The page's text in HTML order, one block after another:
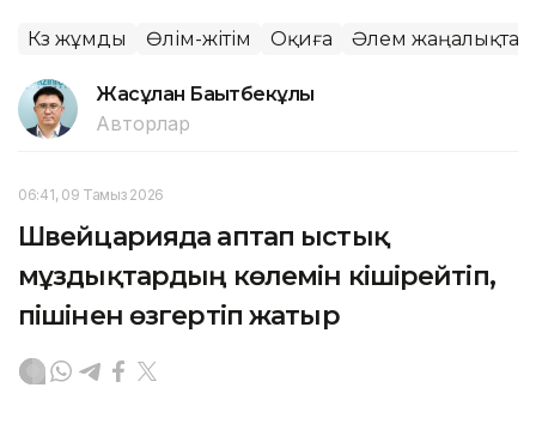
Көз жұмды Өлім-жітім Оқиға Әлем
Жасұлан Бақытбекұлы
Авторлар
06:41, 09 Тамыз 2026
Швейцарияда аптап ыстық
мұздықтардың көлемін кішірейтіп,
пішінен өзгертіп жатыр